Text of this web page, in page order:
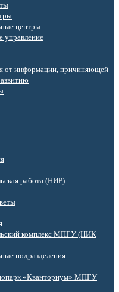
центры
управление
от информации, причиняющей
работа (НИР)
комплекс МПГУ (НИК
подразделения
«Кванториум» МПГУ